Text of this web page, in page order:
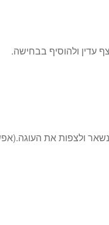
ולצפות את